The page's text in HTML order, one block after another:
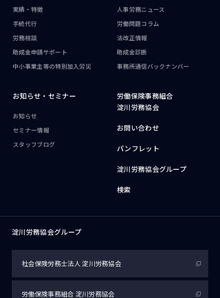
実績・特徴
手続代行
労務相談
助成金申請サポート
中小事業主等の特別加入労災
人事労務ニュース
労働問題コラム
法改正情報
助成金診断
事務所通信バックナンバー
お知らせ・ セミナー
お知らせ
セミナー情報
スタッフブログ
労働保険事務組合
淀川労務協会
お問い合わせ
パンフレット
淀川労務協会グループ
検索
淀川労務協会グループ
社会保険労務士法人淀川労務協会
労働保険事務組合 淀川労務協会